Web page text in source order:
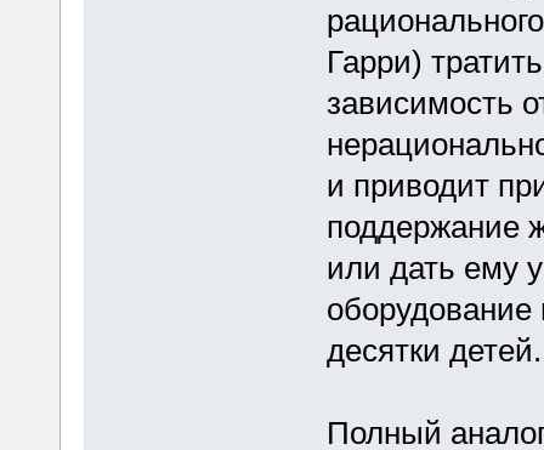
Гарри)
зависимость
и приводит
поддержание
или дать ему
оборудование
десятки детей.
Полный